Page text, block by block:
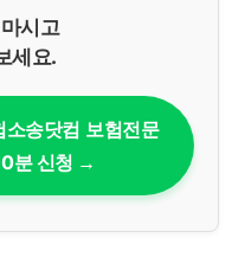
시고
세요.
송닷컴 보험전문
분 신청 →